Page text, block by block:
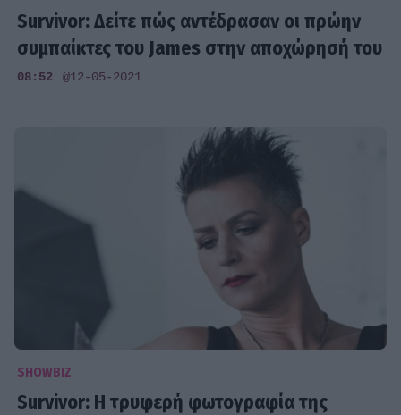
Survivor: Δείτε πώς αντέδρασαν οι πρώην
συμπαίκτες του James στην αποχώρησή του
08:52 @12-05-2021
SHOWBIZ
Survivor: Η τρυφερή φωτογραφία της